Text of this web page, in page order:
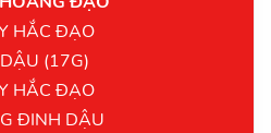
HẮC ĐẠO
(17G)
HẮC ĐẠO
ĐINH DẬU